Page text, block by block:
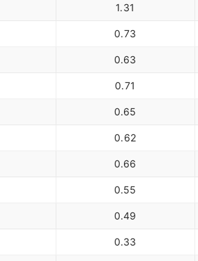
1.31
0.73
0.63
0.71
0.65
0.62
0.66
0.55
0.49
0.33